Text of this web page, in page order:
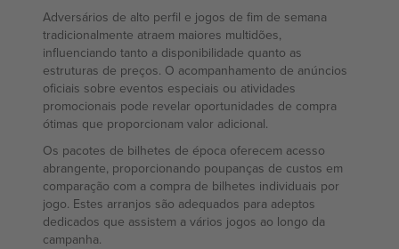
Adversários de alto perfil e jogos de fim de semana
tradicionalmente atraem maiores multidões,
influenciando tanto a disponibilidade quanto as
estruturas de preços. O acompanhamento de anúncios
oficiais sobre eventos especiais ou atividades
promocionais pode revelar oportunidades de compra
ótimas que proporcionam valor adicional.
Os pacotes de bilhetes de época oferecem acesso
abrangente, proporcionando poupanças de custos em
comparação com a compra de bilhetes individuais por
jogo. Estes arranjos são adequados para adeptos
dedicados que assistem a vários jogos ao longo da
campanha.